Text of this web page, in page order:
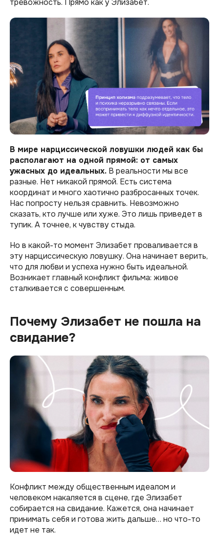
тревожность. Прямо как у Элизабет.
В мире нарциссической ловушки людей как бы
располагают на одной прямой: от самых
ужасных до идеальных. В реальности мы все
разные. Нет никакой прямой. Есть система
координат и много хаотично разбросанных точек.
Нас попросту нельзя сравнить. Невозможно
сказать, кто лучше или хуже. Это лишь приведет в
тупик. А точнее, к чувству стыда.
Но в какой-то момент Элизабет проваливается в
эту нарциссическую ловушку. Она начинает верить,
что для любви и успеха нужно быть идеальной.
Возникает главный конфликт фильма: живое
сталкивается с совершенным.
Почему Элизабет не пошла на
свидание?
Конфликт между общественным идеалом и
человеком накаляется в сцене, где Элизабет
собирается на свидание. Кажется, она начинает
принимать себя и готова жить дальше… но что-то
идет не так.